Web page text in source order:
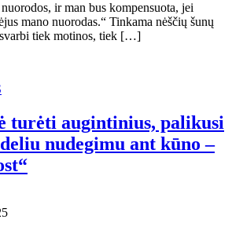
ir man bus kompensuota, jei
mano nuorodas.“ Tinkama nėščių šunų
tiek motinos, tiek […]
turėti augintinius, palikusi
nudegimu ant kūno –